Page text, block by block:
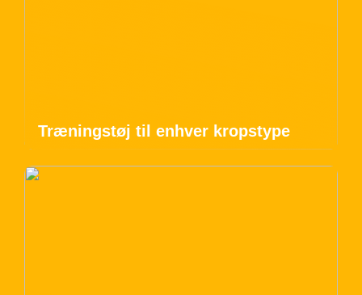
Træningstøj til enhver kropstype